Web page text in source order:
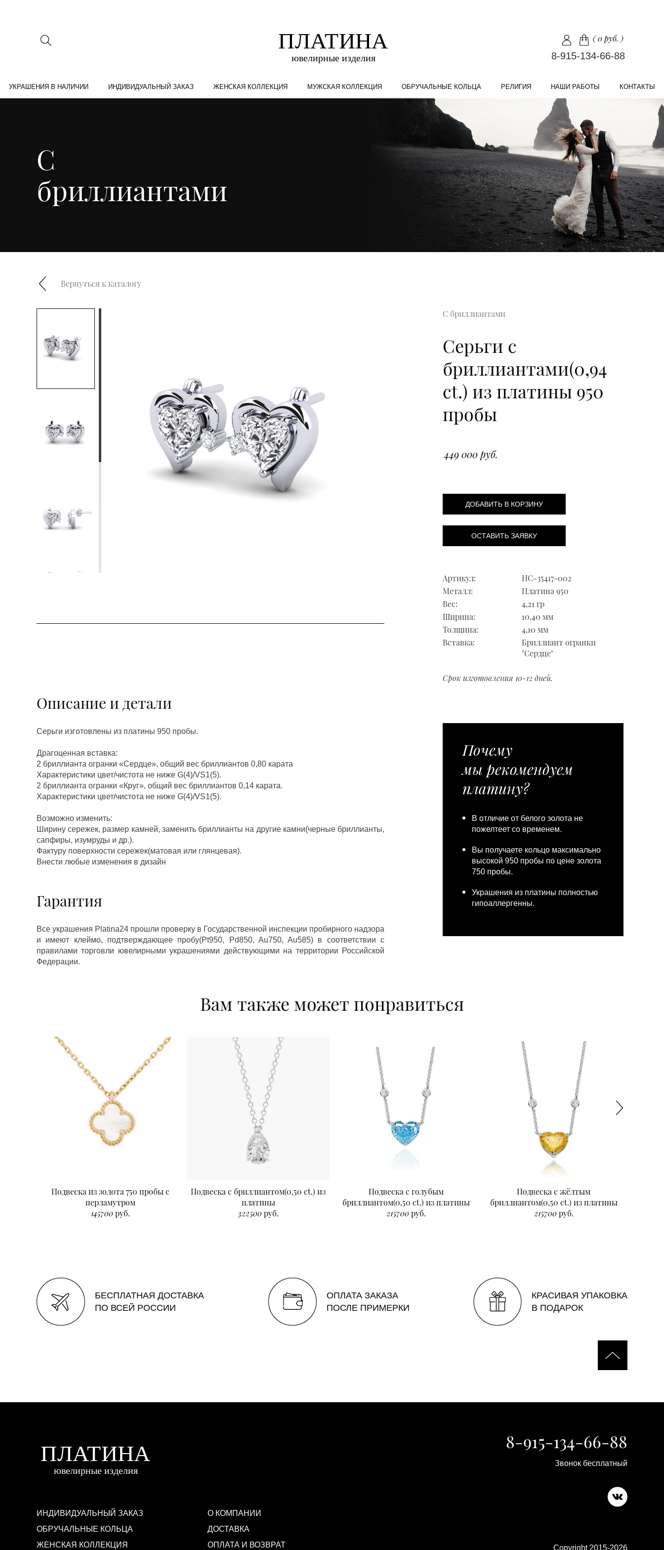
(0 руб. )
8-915-134-66-88
УКРАШЕНИЯ В НАЛИЧИИ ИНДИВИДУАЛЬНЫЙ ЗАКАЗ ЖЕНСКАЯ КОЛЛЕКЦИЯ МУЖСКАЯ КОЛЛЕКЦИЯ ОБРУЧАЛЬНЫЕ КОЛЬЦА РЕЛИГИЯ НАШИ РАБОТЫ КОНТАКТЫ
С
бриллиантами
Вернуться к каталогу
С бриллиантами
Серьги с
бриллиантами(0,94
ct.) из платины 950
пробы
449 000 руб.
ДОБАВИТЬ В КОРЗИНУ
ОСТАВИТЬ ЗАЯВКУ
Артикул:
НС-35417-002
Металл:
Платина 950
Вес:
4,21 гр
Ширина:
10,40 мм
Толщина:
4,10 мм
Вставка:
Бриллиант огранки
"Сердце"
Срок изготовления 10-12 дней.
Описание и детали
Серьги изготовлены из платины 950 пробы.
Драгоценная вставка:
2 бриллианта огранки «Сердце», общий вес бриллиантов 0,80 карата
Характеристики цвет/чистота не ниже G(4)/VS1(5).
2 бриллианта огранки «Круг», общий вес бриллиантов 0,14 карата.
Характеристики цвет/чистота не ниже G(4)/VS1(5).
Возможно изменить:
Ширину сережек, размер камней, заменить бриллианты на другие камни(черные бриллианты,
сапфиры, изумруды и др.).
Фактуру поверхности сережек(матовая или глянцевая).
Внести любые изменения в дизайн
Гарантия
Все украшения Platina24 прошли проверку в Государственной инспекции пробирного надзора
и имеют клеймо, подтверждающее пробу(Pt950, Pd850, Au750, Au585) в соответствии с
правилами торговли ювелирными украшениями действующими на территории Российской
Федерации.
Почему
мы рекомендуем
платину?
В отличие от белого золота не
пожелтеет со временем.
Вы получаете кольцо максимально
высокой 950 пробы по цене золота
750 пробы.
Украшения из платины полностью
гипоаллергенны.
Вам также может понравиться
Подвеска из золота 750 пробы с
перламутром
145700руб.
Подвеска с бриллиантом(0,50 ct.) из
платины
322500руб.
Подвеска с голубым
бриллиантом(0,50 ct.) из платины
215700руб.
Подвеска с жёлтым
бриллиантом(0,50 ct.) из платины
215700руб.
БЕСПЛАТНАЯ ДОСТАВКА
ПО ВСЕЙ РОССИИ
ОПЛАТА ЗАКАЗА
ПОСЛЕ ПРИМЕРКИ
КРАСИВАЯ УПАКОВКА
В ПОДАРОК
ИНДИВИДУАЛЬНЫЙ ЗАКАЗ
ОБРУЧАЛЬНЫЕ КОЛЬЦА
ЖЕНСКАЯ КОЛЛЕКЦИЯ
О КОМПАНИИ
ДОСТАВКА
ОПЛАТА И ВОЗВРАТ
8-915-134-66-88
Звонок бесплатный
Copyright 2015-2026